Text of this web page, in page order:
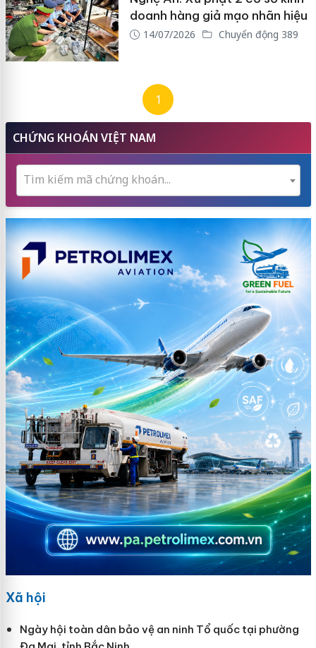
doanh hàng giả mạo nhãn hiệu
14/07/2026 Chuyển động 389
1
CHỨNG KHOÁN VIỆT NAM
Tìm kiếm mã chứng khoán...
Xã hội
Ngày hội toàn dân bảo vệ an ninh Tổ quốc tại phường